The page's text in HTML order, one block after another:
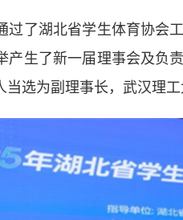
了湖北省学生体育协会
产生了新一届理事会及负
选为副理事长，武汉理